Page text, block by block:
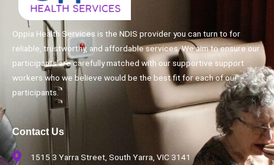
Oppia Health Services is the NDIS provider you can turn to for
reliable, trustworthy, and affordable services. We aim to ensure our
participants are carefully matched with our supportive support
workers who we believe would be the best fit for each of our
participants.
Contact Us
1515 3 Yarra Street, South Yarra, VIC 3141